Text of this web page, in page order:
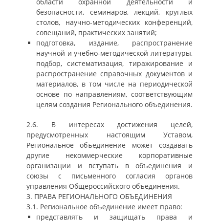
безопасности, семинаров, лекций, круглых
столов, научно-методических конференций,
совещаний, практических занятий;
подготовка, издание, распространение
научной и учебно-методической литературы,
подбор, систематизация, тиражирование и
распространение справочных документов и
материалов, в том числе на периодической
основе по направлениям, соответствующим
целям создания Регионального объединения.
2.6. В интересах достижения целей,
предусмотренных настоящим Уставом,
Региональное объединение может создавать
другие некоммерческие корпоративные
организации и вступать в объединения и
союзы с письменного согласия органов
управления Общероссийского объединения.
3. ПРАВА РЕГИОНАЛЬНОГО ОБЪЕДИНЕНИЯ
3.1. Региональное объединение имеет право:
представлять и защищать права и